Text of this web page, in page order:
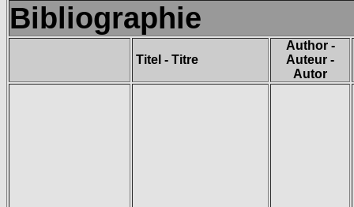
Bibliographie
Titel - Titre
Author -
Auteur -
Autor